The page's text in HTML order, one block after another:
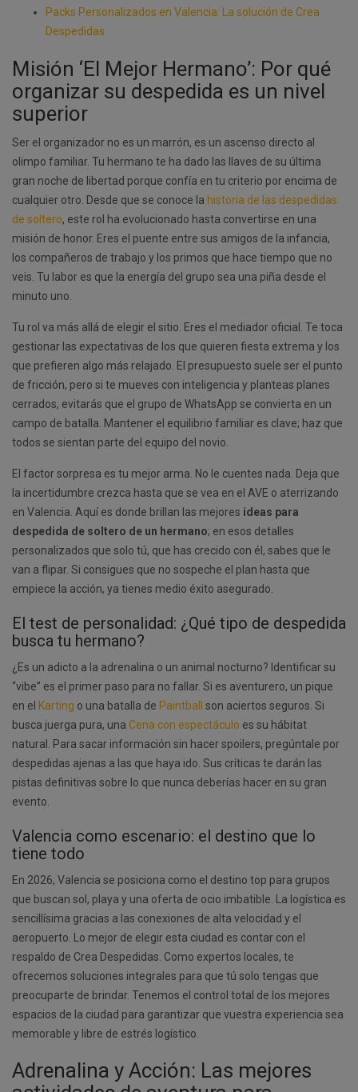
Packs Personalizados en Valencia: La solución de Crea
Despedidas
Misión ‘El Mejor Hermano’: Por qué
organizar su despedida es un nivel
superior
Ser el organizador no es un marrón, es un ascenso directo al
olimpo familiar. Tu hermano te ha dado las llaves de su última
gran noche de libertad porque confía en tu criterio por encima de
cualquier otro. Desde que se conoce la historia de las despedidas
de soltero, este rol ha evolucionado hasta convertirse en una
misión de honor. Eres el puente entre sus amigos de la infancia,
los compañeros de trabajo y los primos que hace tiempo que no
veis. Tu labor es que la energía del grupo sea una piña desde el
minuto uno.
Tu rol va más allá de elegir el sitio. Eres el mediador oficial. Te toca
gestionar las expectativas de los que quieren fiesta extrema y los
que prefieren algo más relajado. El presupuesto suele ser el punto
de fricción, pero si te mueves con inteligencia y planteas planes
cerrados, evitarás que el grupo de WhatsApp se convierta en un
campo de batalla. Mantener el equilibrio familiar es clave; haz que
todos se sientan parte del equipo del novio.
El factor sorpresa es tu mejor arma. No le cuentes nada. Deja que
la incertidumbre crezca hasta que se vea en el AVE o aterrizando
en Valencia. Aquí es donde brillan las mejores ideas para
despedida de soltero de un hermano; en esos detalles
personalizados que solo tú, que has crecido con él, sabes que le
van a flipar. Si consigues que no sospeche el plan hasta que
empiece la acción, ya tienes medio éxito asegurado.
El test de personalidad: ¿Qué tipo de despedida
busca tu hermano?
¿Es un adicto a la adrenalina o un animal nocturno? Identificar su
“vibe” es el primer paso para no fallar. Si es aventurero, un pique
en el Karting o una batalla de Paintball
son aciertos seguros. Si
busca juerga pura, una Cena con espectáculo es su hábitat
natural. Para sacar información sin hacer spoilers, pregúntale por
despedidas ajenas a las que haya ido. Sus críticas te darán las
pistas definitivas sobre lo que nunca deberías hacer en su gran
evento.
Valencia como escenario: el destino que lo
tiene todo
En 2026, Valencia se posiciona como el destino top para grupos
que buscan sol, playa y una oferta de ocio imbatible. La logística es
sencillísima gracias a las conexiones de alta velocidad y el
aeropuerto. Lo mejor de elegir esta ciudad es contar con el
respaldo de Crea Despedidas. Como expertos locales, te
ofrecemos soluciones integrales para que tú solo tengas que
preocuparte de brindar. Tenemos el control total de los mejores
espacios de la ciudad para garantizar que vuestra experiencia sea
memorable y libre de estrés logístico.
Adrenalina y Acción: Las mejores